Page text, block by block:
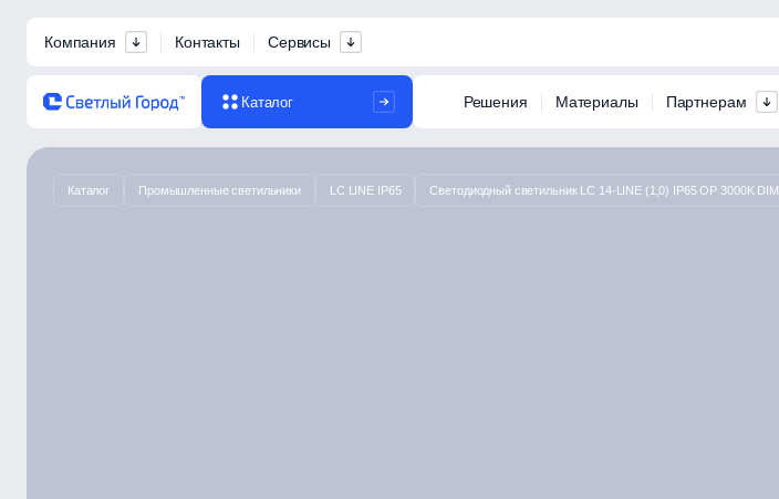
Компания Контакты Сервисы
Каталог Решения Материалы Партнерам
Каталог Промышленные светильники LC LINE IP65 Светодиодный светильник LC 14-LINE (1,0) IP65 OP 3000K DIM